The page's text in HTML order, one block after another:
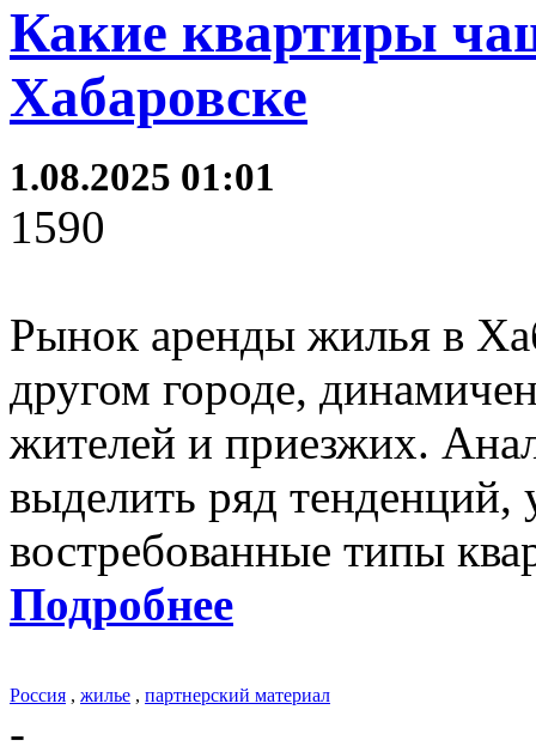
Какие квартиры
Хабаровске
1.08.2025 01:01
1590
Рынок аренды жилья в
другом городе,
жителей и приезжих.
выделить ряд
востребованные типы
Подробнее
Россия , жилье , партнерский материал
-